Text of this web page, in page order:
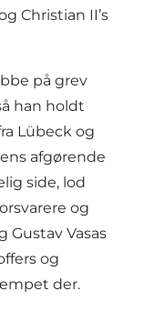
Christian II’s
på grev
han holdt
Lübeck og
afgørende
side, lod
og
Gustav Vasas
og
der.